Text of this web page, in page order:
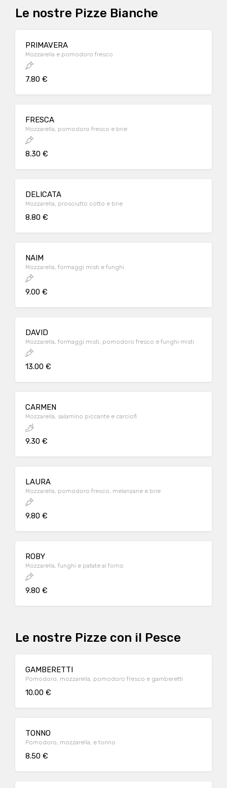
Le nostre Pizze Bianche
PRIMAVERA
Mozzarella e pomodoro fresco
7.80 €
FRESCA
Mozzarella, pomodoro fresco e brie
8.30 €
DELICATA
Mozzarella, prosciutto cotto e brie
8.80 €
NAIM
Mozzarella, formaggi misti e funghi
9.00 €
DAVID
Mozzarella, formaggi misti, pomodoro fresco e funghi misti
13.00 €
CARMEN
Mozzarella, salamino piccante e carciofi
9.30 €
LAURA
Mozzarella, pomodoro fresco, melanzane e brie
9.80 €
ROBY
Mozzarella, funghi e patate al forno
9.80 €
Le nostre Pizze con il Pesce
GAMBERETTI
Pomodoro, mozzarella, pomodoro fresco e gamberetti
10.00 €
TONNO
Pomodoro, mozzarella, e tonno
8.50 €